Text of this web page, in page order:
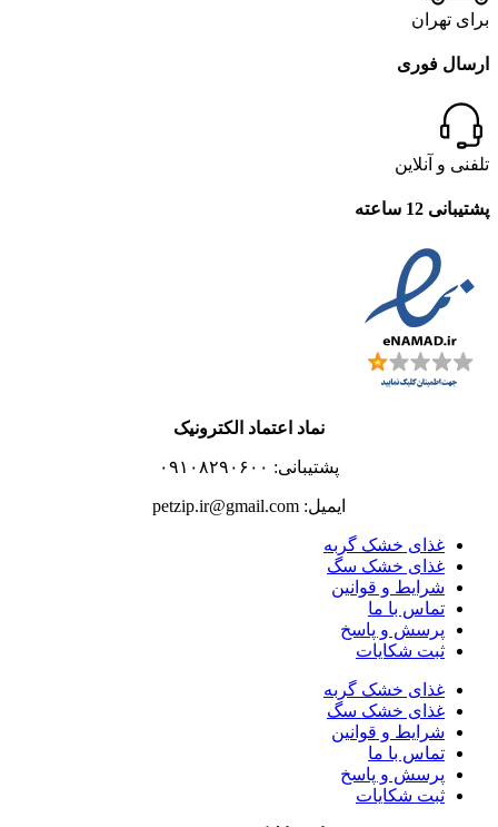
برای تهران
ارسال فوری
تلفنی و آنلاین
پشتیبانی 12 ساعته
نماد اعتماد الکترونیک
پشتیبانی: ۰۹۱۰۸۲۹۰۶۰۰
ایمیل: petzip.ir@gmail.com
غذای خشک گربه
غذای خشک سگ
شرایط و قوانین
تماس با ما
پرسش و پاسخ
ثبت شکایات
غذای خشک گربه
غذای خشک سگ
شرایط و قوانین
تماس با ما
پرسش و پاسخ
ثبت شکایات